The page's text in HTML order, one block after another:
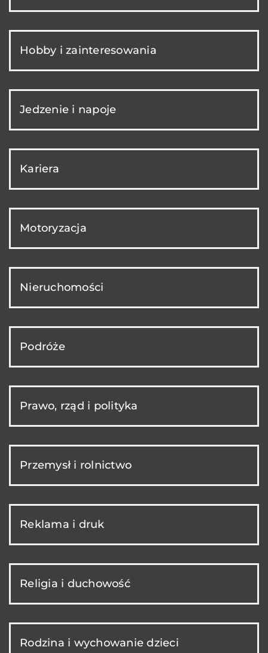
Hobby i zainteresowania
Jedzenie i napoje
Kariera
Motoryzacja
Nieruchomości
Podróże
Prawo, rząd i polityka
Przemysł i rolnictwo
Reklama i druk
Religia i duchowość
Rodzina i wychowanie dzieci